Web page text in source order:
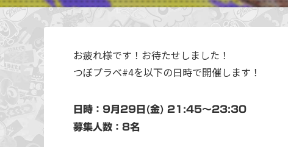
お疲れ様です！お待たせしました！
つぼプラベ#4を以下の日時で開催します！
日時：9月29日(金) 21:45〜23:30
募集人数：8名